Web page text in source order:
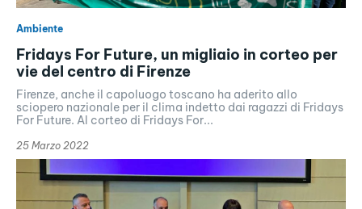
Ambiente
Fridays For Future, un migliaio in corteo per
vie del centro di Firenze
Firenze, anche il capoluogo toscano ha aderito allo
sciopero nazionale per il clima indetto dai ragazzi di Fridays
For Future. Al corteo di Fridays For...
25 Marzo 2022